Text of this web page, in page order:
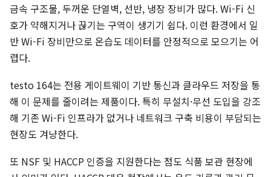
금속 구조물, 두꺼운 단열벽, 선반, 냉장 장비가 많다. Wi-Fi 신
호가 약해지거나 끊기는 구역이 생기기 쉽다. 이런 환경에서 일
반 Wi-Fi 장비만으로 온습도 데이터를 안정적으로 모으기는 어
렵다.
testo 164는 전용 게이트웨이 기반 통신과 클라우드 저장을 통
해 이 문제를 줄이려는 제품이다. 특히 무설치·무선 도입을 강조
해 기존 Wi-Fi 인프라가 없거나 네트워크 구축 비용이 부담되는
현장도 겨냥한다.
또 NSF 및 HACCP 인증을 지원한다는 점도 식품 보관 현장에